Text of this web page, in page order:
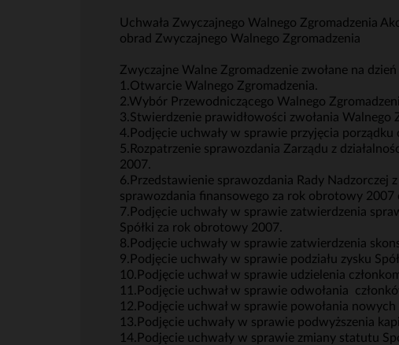
Uchwała Zwyczajnego Walnego Zgromadzenia
obrad Zwyczajnego Walnego Zgromadzenia
Zwyczajne Walne Zgromadzenie zwołane na
1.Otwarcie Walnego Zgromadzenia.
2.Wybór Przewodniczącego Walnego
3.Stwierdzenie prawidłowości zwołania Walnego
4.Podjęcie uchwały w sprawie przyjęcia porządku
5.Rozpatrzenie sprawozdania Zarządu z
2007.
6.Przedstawienie sprawozdania Rady Nadzorczej
sprawozdania finansowego za rok obrotowy 2007
7.Podjęcie uchwały w sprawie zatwierdzenia
Spółki za rok obrotowy 2007.
8.Podjęcie uchwały w sprawie zatwierdzenia
9.Podjęcie uchwały w sprawie podziału zysku
10.Podjęcie uchwał w sprawie udzielenia
11.Podjęcie uchwał w sprawie odwołania
12.Podjęcie uchwał w sprawie powołania nowych
13.Podjęcie uchwały w sprawie podwyższenia
14.Podjęcie uchwały w sprawie zmiany statutu